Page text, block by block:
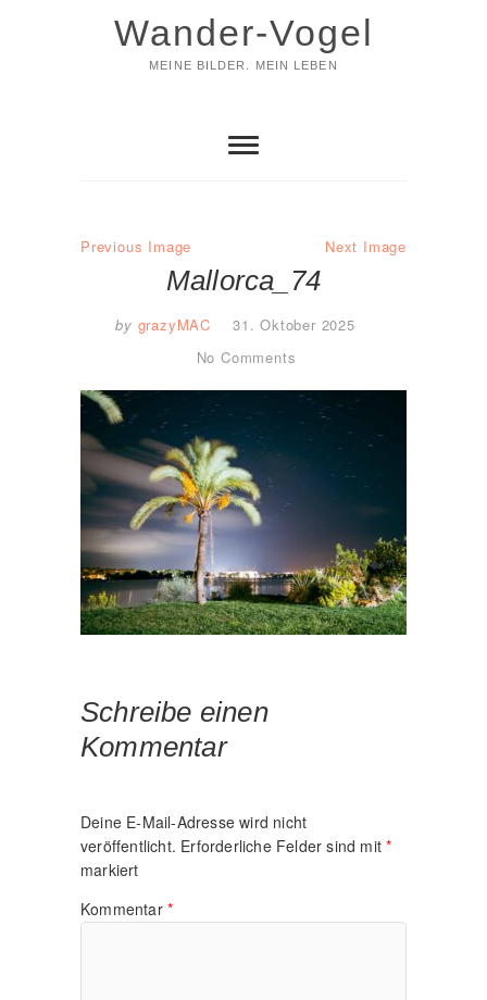
Wander-Vogel
MEINE BILDER. MEIN LEBEN
Previous Image Next Image
Mallorca_74
by grazyMAC
31. Oktober 2025
No Comments
Schreibe einen
Kommentar
Deine E-Mail-Adresse wird nicht
veröffentlicht. Erforderliche Felder sind mit*
markiert
Kommentar *